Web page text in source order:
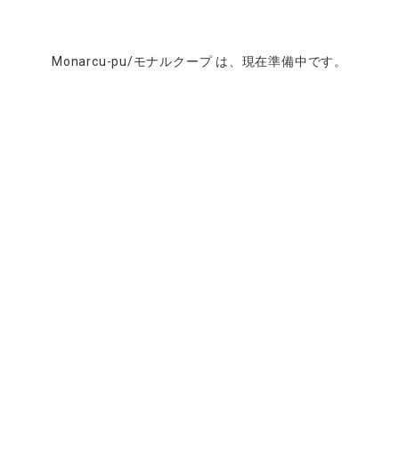
Monarcu-pu/モナルクープ は、現在準備中です。